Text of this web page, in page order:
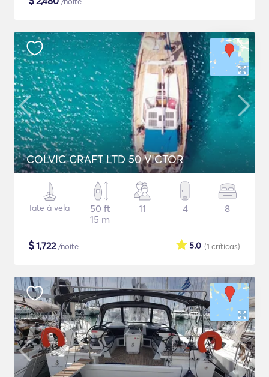
COLVIC CRAFT LTD 50 VICTOR
Iate à vela
50 ft
15 m
11 4 8
$1,722/noite (1 críticas)
5.0